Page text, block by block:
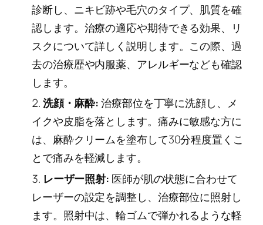
診断し、ニキビ跡や毛穴のタイプ、肌質を確
認します。治療の適応や期待できる効果、リ
スクについて詳しく説明します。この際、過
去の治療歴や内服薬、アレルギーなども確認
します。
洗顔・麻酔:治療部位を丁寧に洗顔し、メ
イクや皮脂を落とします。痛みに敏感な方に
は、麻酔クリームを塗布して30分程度置くこ
とで痛みを軽減します。
レーザー照射: 医師が肌の状態に合わせて
レーザーの設定を調整し、治療部位に照射し
ます。照射中は、輪ゴムで弾かれるような軽